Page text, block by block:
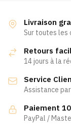
Les
sur
la
Livraison
Sur toutes les
Retours
14 jours à la
Service
Assistance
Paiement
PayPal /